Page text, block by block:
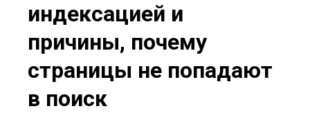
индексацией и
причины, почему
страницы не попадают
в поиск